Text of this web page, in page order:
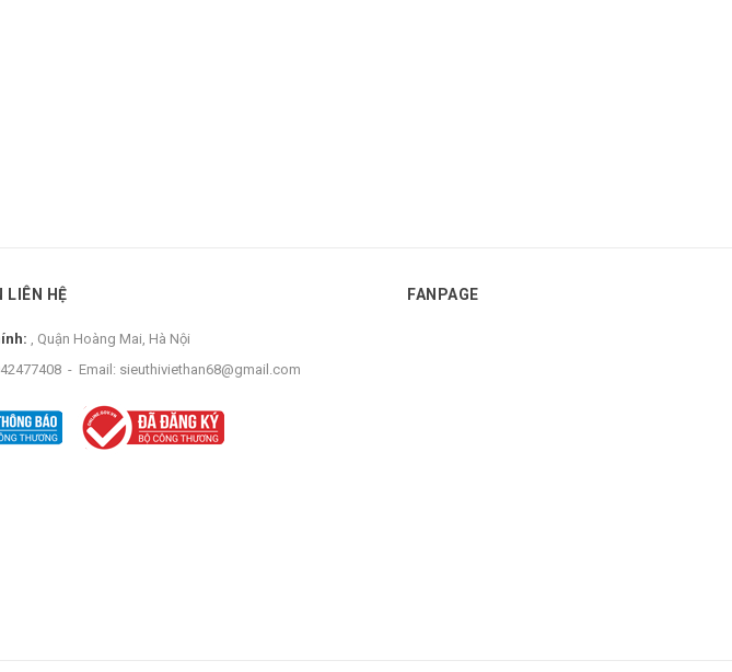
LIÊN HỆ
, Quận Hoàng Mai, Hà Nội
- Email: sieuthiviethan68@gmail.com
FANPAGE